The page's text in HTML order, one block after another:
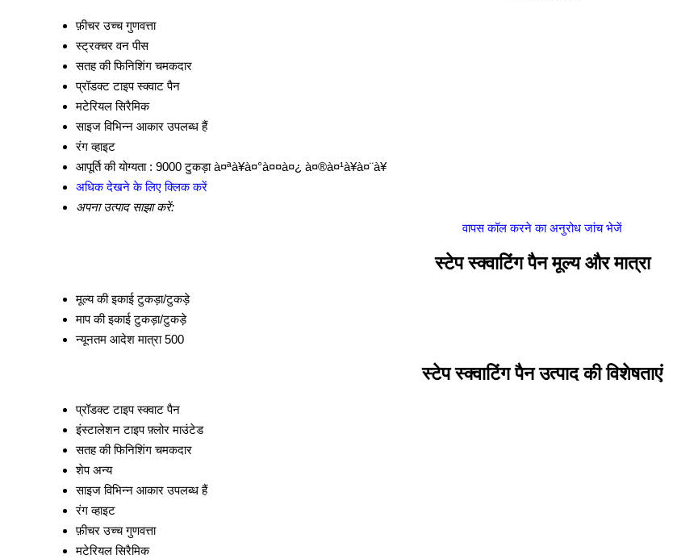
फ़ीचर उच्च गुणवत्ता
स्ट्रक्चर वन पीस
सतह की फिनिशिंग चमकदार
प्रॉडक्ट टाइप स्क्वाट पैन
मटेरियल सिरैमिक
साइज विभिन्न आकार उपलब्ध हैं
रंग व्हाइट
आपूर्ति की योग्यता : 9000 टुकड़ा à¤ªà¥à¤°à¤¤à¤¿ à¤®à¤¹à¥à¤¨à¥
अधिक देखने के लिए क्लिक करें
अपना उत्पाद साझा करें:
वापस कॉल करने का अनुरोध जांच भेजें
स्टेप स्क्वाटिंग पैन मूल्य और मात्रा
मूल्य की इकाई टुकड़ा/टुकड़े
माप की इकाई टुकड़ा/टुकड़े
न्यूनतम आदेश मात्रा 500
स्टेप स्क्वाटिंग पैन उत्पाद की विशेषताएं
प्रॉडक्ट टाइप स्क्वाट पैन
इंस्टालेशन टाइप फ़्लोर माउंटेड
सतह की फिनिशिंग चमकदार
शेप अन्य
साइज विभिन्न आकार उपलब्ध हैं
रंग व्हाइट
फ़ीचर उच्च गुणवत्ता
मटेरियल सिरैमिक